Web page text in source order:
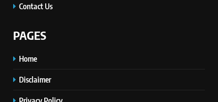
Contact Us
PAGES
Home
Disclaimer